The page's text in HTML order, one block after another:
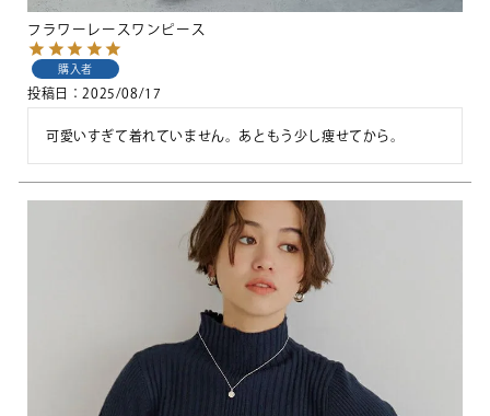
フラワーレースワンピース
購入者
投稿日 2025/08/17
可愛いすぎて着れていません。あともう少し痩せてから。